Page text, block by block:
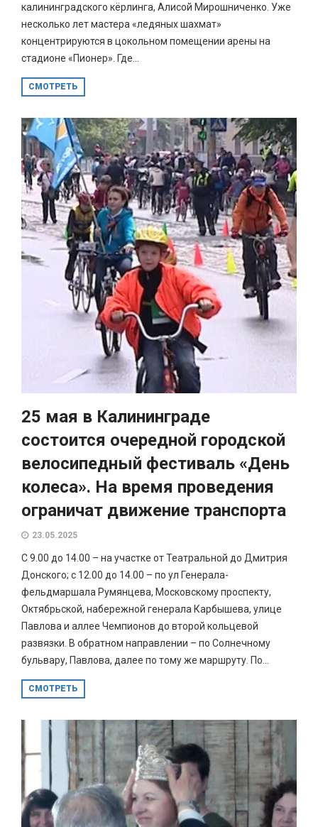
калининградского кёрлинга, Алисой Мирошниченко. Уже
несколько лет мастера «ледяных шахмат»
концентрируются в цокольном помещении арены на
стадионе «Пионер». Где...
СМОТРЕТЬ
25 мая в Калининграде
состоится очередной городской
велосипедный фестиваль «День
колеса». На время проведения
ограничат движение транспорта
23.05.2025
С 9.00 до 14.00 – на участке от Театральной до Дмитрия
Донского; с 12.00 до 14.00 – по ул Генерала-
фельдмаршала Румянцева, Московскому проспекту,
Октябрьской, набережной генерала Карбышева, улице
Павлова и аллее Чемпионов до второй кольцевой
развязки. В обратном направлении – по Солнечному
бульвару, Павлова, далее по тому же маршруту. По...
СМОТРЕТЬ